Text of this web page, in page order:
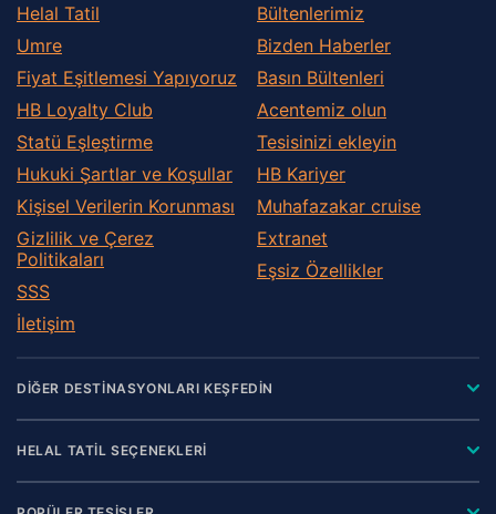
Helal Tatil
Umre
Fiyat Eşitlemesi Yapıyoruz
HB Loyalty Club
Statü Eşleştirme
Hukuki Şartlar ve Koşullar
Kişisel Verilerin Korunması
Gizlilik ve Çerez
Politikaları
SSS
İletişim
Bültenlerimiz
Bizden Haberler
Basın Bültenleri
Acentemiz olun
Tesisinizi ekleyin
HB Kariyer
Muhafazakar сruise
Extranet
Eşsiz Özellikler
DİĞER DESTİNASYONLARI KEŞFEDİN
HELAL TATİL SEÇENEKLERİ